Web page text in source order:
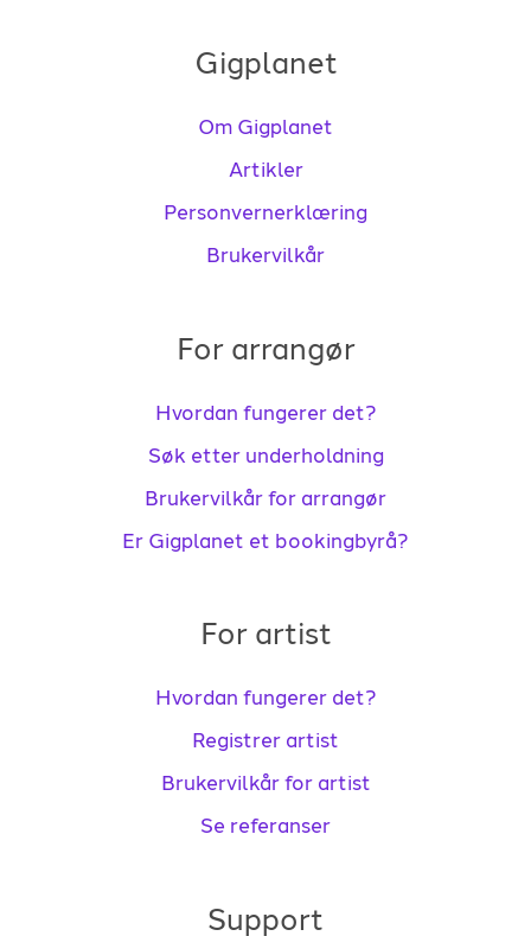
Gigplanet
Om Gigplanet
Artikler
Personvernerklæring
Brukervilkår
For arrangør
Hvordan fungerer det?
Søk etter underholdning
Brukervilkår for arrangør
Er Gigplanet et bookingbyrå?
For artist
Hvordan fungerer det?
Registrer artist
Brukervilkår for artist
Se referanser
Support